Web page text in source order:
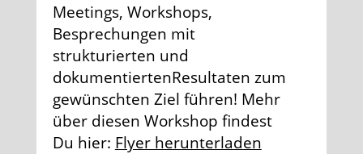
Meetings, Workshops,
Besprechungen mit
strukturierten und
dokumentiertenResultaten zum
gewünschten Ziel führen! Mehr
über diesen Workshop findest
Du hier: Flyer herunterladen